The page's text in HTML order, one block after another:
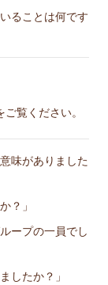
ることは何です
覧ください。
味がありました
？」
ープの一員でし
したか？」